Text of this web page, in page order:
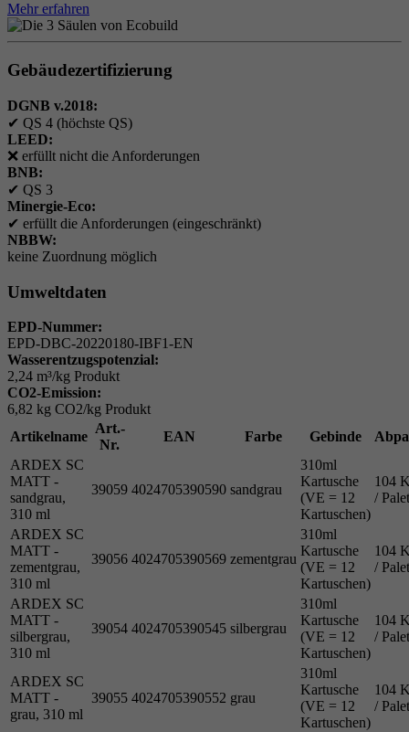
Mehr erfahren
Gebäudezertifizierung
DGNB v.2018:
✔ QS 4 (höchste QS)
LEED:
❌ erfüllt nicht die Anforderungen
BNB:
✔ QS 3
Minergie-Eco:
✔ erfüllt die Anforderungen (eingeschränkt)
NBBW:
keine Zuordnung möglich
Umweltdaten
EPD-Nummer:
EPD-DBC-20220180-IBF1-EN
Wasserentzugspotenzial:
2,24 m³/kg Produkt
CO2-Emission:
6,82 kg CO2/kg Produkt
Artikelname
Art.-
Nr.
EAN Farbe Gebinde
ARDEX SC
MATT -
sandgrau,
310 ml
39059 4024705390590 sandgrau
310ml
Kartusche
(VE = 12
Kartuschen)
104
/
ARDEX SC
MATT -
zementgrau,
310 ml
39056 4024705390569 zementgrau
310ml
Kartusche
(VE = 12
Kartuschen)
104
/
ARDEX SC
MATT -
silbergrau,
310 ml
39054 4024705390545 silbergrau
310ml
Kartusche
(VE = 12
Kartuschen)
104
/
ARDEX SC
MATT -
grau, 310 ml
39055 4024705390552 grau
310ml
Kartusche
(VE = 12
Kartuschen)
104
/